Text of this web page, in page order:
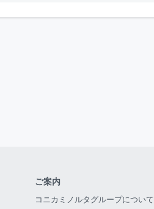
ご案内
コニカミノルタグループについて